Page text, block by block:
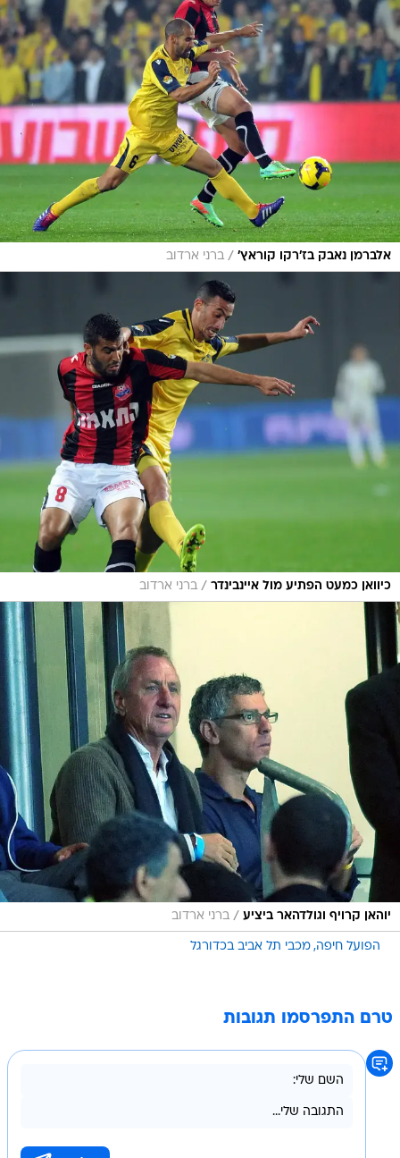
אלברמן נאבק בז'רקו קוראץ' / ברני ארדוב
כיוואן כמעט הפתיע מול איינבינדר / ברני ארדוב
יוהאן קרויף וגולדהאר ביציע / ברני ארדוב
הפועל חיפה מכבי תל אביב בכדורגל
טרם התפרסמו תגובות